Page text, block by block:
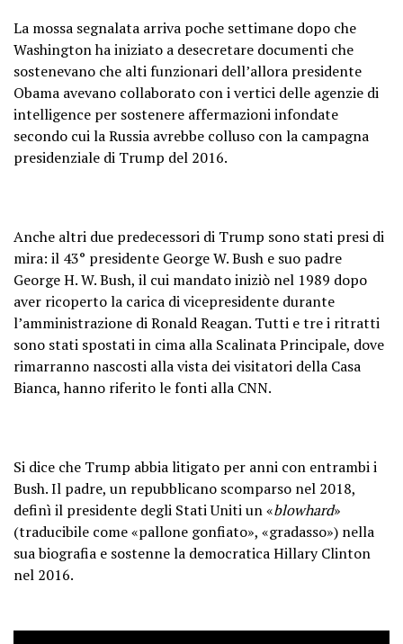
La mossa segnalata arriva poche settimane dopo che
Washington ha iniziato a desecretare documenti che
sostenevano che alti funzionari dell’allora presidente
Obama avevano collaborato con i vertici delle agenzie di
intelligence per sostenere affermazioni infondate
secondo cui la Russia avrebbe colluso con la campagna
presidenziale di Trump del 2016.
Anche altri due predecessori di Trump sono stati presi di
mira: il 43° presidente George W. Bush e suo padre
George H. W. Bush, il cui mandato iniziò nel 1989 dopo
aver ricoperto la carica di vicepresidente durante
l’amministrazione di Ronald Reagan. Tutti e tre i ritratti
sono stati spostati in cima alla Scalinata Principale, dove
rimarranno nascosti alla vista dei visitatori della Casa
Bianca, hanno riferito le fonti alla CNN.
Si dice che Trump abbia litigato per anni con entrambi i
Bush. Il padre, un repubblicano scomparso nel 2018,
definì il presidente degli Stati Uniti un «blowhard»
(traducibile come «pallone gonfiato», «gradasso») nella
sua biografia e sostenne la democratica Hillary Clinton
nel 2016.